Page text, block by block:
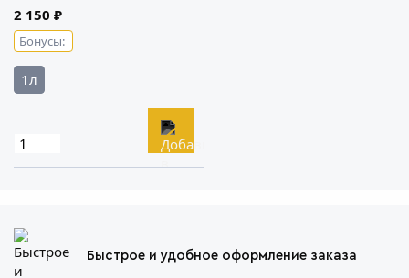
2 150 ₽
Бонусы:
1л
Быстрое и удобное оформление заказа